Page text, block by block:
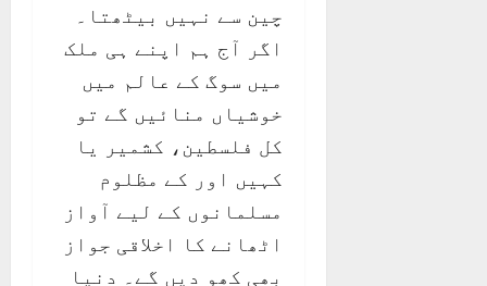
چین سے نہیں بیٹھتا۔
اگر آج ہم اپنے ہی ملک
میں سوگ کے عالم میں
خوشیاں منائیں گے تو
کل فلسطین، کشمیر یا
کہیں اور کے مظلوم
مسلمانوں کے لیے آواز
اٹھانے کا اخلاقی جواز
بھی کھو دیں گے۔ دنیا